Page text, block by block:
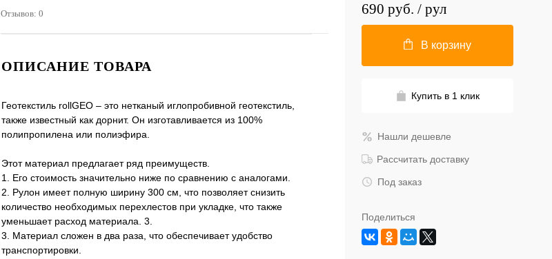
Отзывов: 0
ОПИСАНИЕ ТОВАРА
Геотекстиль rollGEO – это нетканый иглопробивной геотекстиль,
также известный как дорнит. Он изготавливается из 100%
полипропилена или полиэфира.
Этот материал предлагает ряд преимуществ.
1. Его стоимость значительно ниже по сравнению с аналогами.
2. Рулон имеет полную ширину 300 см, что позволяет снизить
количество необходимых перехлестов при укладке, что также
уменьшает расход материала. 3.
3. Материал сложен в два раза, что обеспечивает удобство
транспортировки.
690 руб. / рул
В корзину
Купить в 1 клик
Нашли дешевле
Рассчитать доставку
Под заказ
Поделиться